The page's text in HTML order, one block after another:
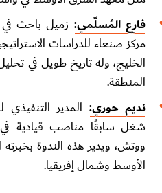
فارِع المُسلّمي: زميل باحث
مركز صنعاء للدراسات
الخليج، وله تاريخ طويل في
المنطقة.
نديم حوري: المدير التنفيذي
شغل سابقًا مناصب قيادية
ووتش، ويدير هذه الندوة
الأوسط وشمال إفريقيا.